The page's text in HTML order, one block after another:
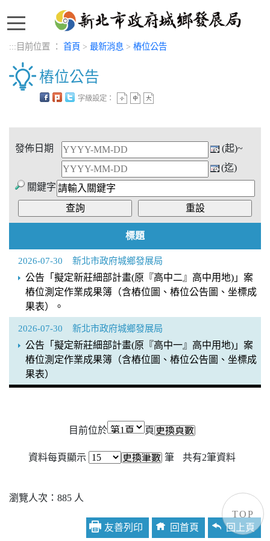
::: 目前位置 ： 首頁 > 最新消息 > 樁位公告
樁位公告
字級設定：
發佈日期
(起)~
(迄)
關鍵字
標題
公告「擬定新莊細部計畫(原『高中二』高中用地)」案
樁位測定作業成果簿（含樁位圖、樁位公告圖、坐標成
果表）。
新北市政府城鄉發展局
2026-07-30
公告「擬定新莊細部計畫(原『高中一』高中用地)」案
樁位測定作業成果簿（含樁位圖、樁位公告圖、坐標成
果表）
新北市政府城鄉發展局
2026-07-30
目前位於 頁
資料每頁顯示 筆 共有2筆資料
瀏覽人次：885 人
友善列印 回首頁 回上頁
TOP